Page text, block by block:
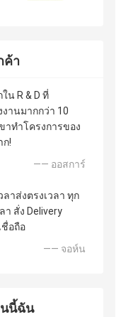
ค้า
น R & D ที่
านมากกว่า 10
าทำโครงการของ
!
—— ออสการ์
าส่งตรงเวลา ทุก
า สั่ง Delivery
ชื่อถือ
—— จอห์น
นี้ฉัน